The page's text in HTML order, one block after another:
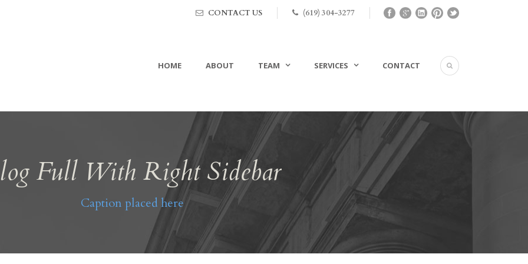
CONTACT US (619) 304-3277
HOME ABOUT TEAM SERVICES CONTACT
Full With Right Sidebar
Caption placed here